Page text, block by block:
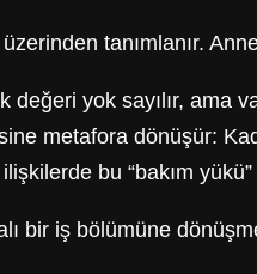
tanımlanır.
yok sayılır, ama
metafora dönüşür:
bu “bakım
bir iş bölümüne